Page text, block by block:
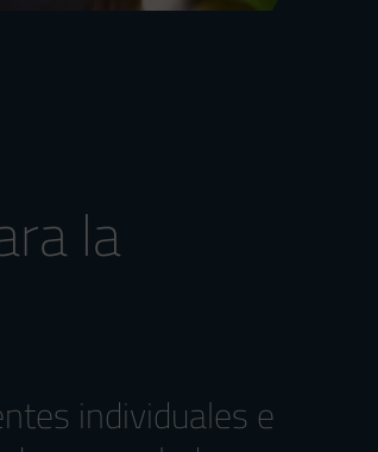
la
individuales e